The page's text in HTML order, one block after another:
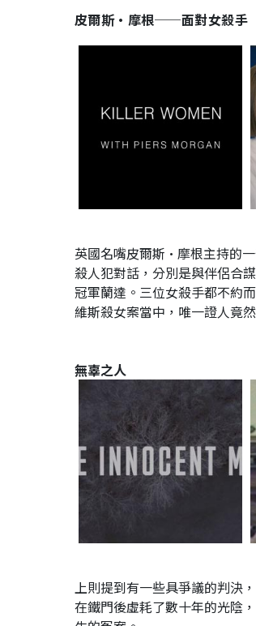
皮爾斯•摩根──面對女殺手
英國名嘴皮爾斯•摩根主持的
殺人犯對話，分別是與伴侶合
冠軍蘭達。三位女殺手都不約
維斯殺女案當中，唯一證人竟
無辜之人
上則提到有一些具爭議的判決
在鐵門後虛耗了數十年的光陰